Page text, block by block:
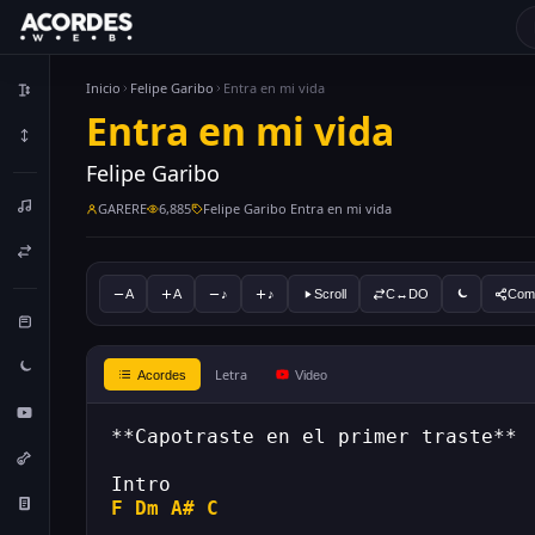
Inicio Felipe Garibo Entra en mi vida
Entra en mi vida
Felipe Garibo
GARERE 6,885 Felipe Garibo Entra en mi vida
A A ♪ ♪ Scroll C↔DO
Acordes Letra Video
**Capotraste en el primer traste**
Intro
F
Dm A# C